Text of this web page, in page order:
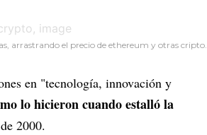
arrastrando el precio de ethereum y otras cripto.
en "tecnología, innovación y
lo hicieron cuando estalló la
2000.